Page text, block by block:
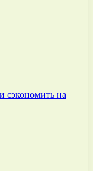
сэкономить на